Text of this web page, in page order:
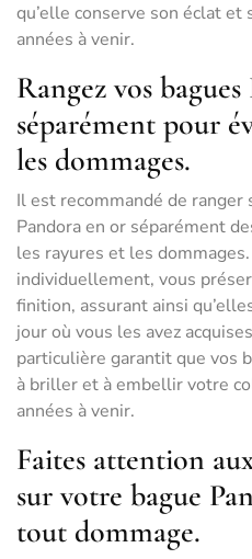
qu’elle conserve son éclat et
années à venir.
Rangez vos
séparément pour
les dommages.
Il est recommandé de
Pandora en or séparément
les rayures et les
individuellement, vous
finition, assurant ainsi
jour où vous les avez
particulière garantit que vos
à briller et à embellir votre
années à venir.
Faites attention
sur votre bague
tout dommage.